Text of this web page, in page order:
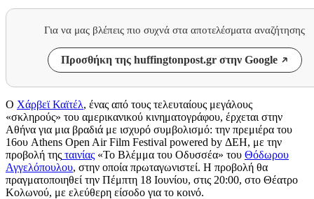
Για να μας βλέπεις πιο συχνά στα αποτελέσματα αναζήτησης
Προσθήκη της huffingtonpost.gr στην Google
Ο Χάρβεϊ Καϊτέλ, ένας από τους τελευταίους μεγάλους
«σκληρούς» του αμερικανικού κινηματογράφου, έρχεται στην
Αθήνα για μια βραδιά με ισχυρό συμβολισμό: την πρεμιέρα του
16ου Athens Open Air Film Festival powered by ΔΕΗ, με την
προβολή της ταινίας «Το Βλέμμα του Οδυσσέα» του Θόδωρου
Αγγελόπουλου, στην οποία πρωταγωνιστεί. Η προβολή θα
πραγματοποιηθεί την Πέμπτη 18 Ιουνίου, στις 20:00, στο Θέατρο
Κολωνού, με ελεύθερη είσοδο για το κοινό.